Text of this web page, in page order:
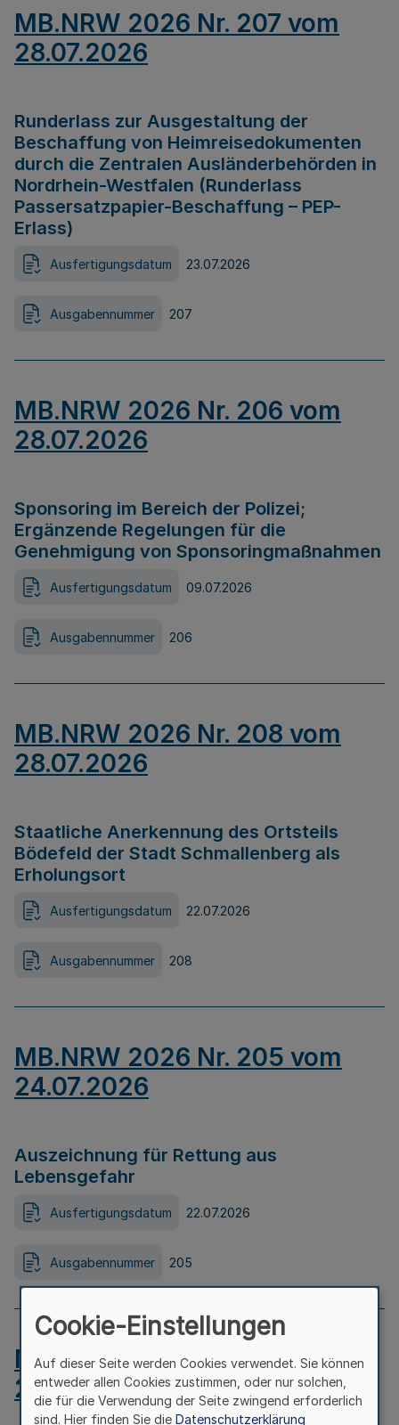
MB.NRW 2026 Nr. 207 vom
28.07.2026
Runderlass zur Ausgestaltung der
Beschaffung von Heimreisedokumenten
durch die Zentralen Ausländerbehörden in
Nordrhein-Westfalen (Runderlass
Passersatzpapier-Beschaffung – PEP-
Erlass)
Ausfertigungsdatum 23.07.2026
Ausgabennummer 207
MB.NRW 2026 Nr. 206 vom
28.07.2026
Sponsoring im Bereich der Polizei;
Ergänzende Regelungen für die
Genehmigung von Sponsoringmaßnahmen
Ausfertigungsdatum 09.07.2026
Ausgabennummer 206
MB.NRW 2026 Nr. 208 vom
28.07.2026
Staatliche Anerkennung des Ortsteils
Bödefeld der Stadt Schmallenberg als
Erholungsort
Ausfertigungsdatum 22.07.2026
Ausgabennummer 208
MB.NRW 2026 Nr. 205 vom
24.07.2026
Auszeichnung für Rettung aus
Lebensgefahr
Ausfertigungsdatum 22.07.2026
Ausgabennummer 205
MB.NRW 2026 Nr. 204 vom
24.07.2026
Cookie-Einstellungen
Auf dieser Seite werden Cookies verwendet. Sie können
entweder allen Cookies zustimmen, oder nur solchen,
die für die Verwendung der Seite zwingend erforderlich
sind. Hier finden Sie die Datenschutzerklärung